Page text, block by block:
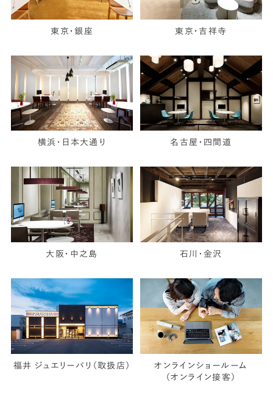
東京・銀座 東京・吉祥寺
横浜・日本大通り 名古屋・四間道
大阪・中之島 石川・金沢
福井 ジュエリーパリ（取扱店）
オンラインショールーム
（オンライン接客）